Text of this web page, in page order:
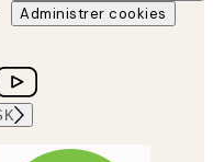
Administrer cookies